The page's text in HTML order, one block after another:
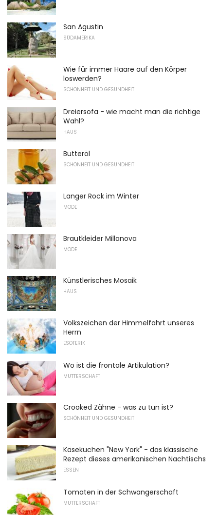
San Agustin
SÜDAMERIKA
Wie für immer Haare auf den Körper
loswerden?
SCHÖNHEIT UND GESUNDHEIT
Dreiersofa - wie macht man die richtige
Wahl?
HAUS
Butteröl
SCHÖNHEIT UND GESUNDHEIT
Langer Rock im Winter
MODE
Brautkleider Millanova
MODE
Künstlerisches Mosaik
HAUS
Volkszeichen der Himmelfahrt unseres
Herrn
ESOTERIK
Wo ist die frontale Artikulation?
MUTTERSCHAFT
Crooked Zähne - was zu tun ist?
SCHÖNHEIT UND GESUNDHEIT
Käsekuchen "New York" - das klassische
Rezept dieses amerikanischen Nachtischs
ESSEN
Tomaten in der Schwangerschaft
MUTTERSCHAFT